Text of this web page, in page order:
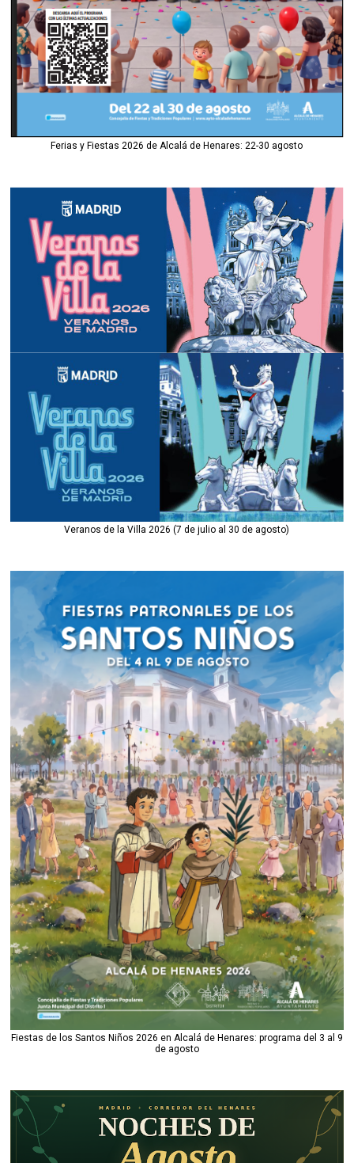
Ferias y Fiestas 2026 de Alcalá de Henares: 22-30 agosto
Veranos de la Villa 2026 (7 de julio al 30 de agosto)
Fiestas de los Santos Niños 2026 en Alcalá de Henares: programa del 3 al 9
de agosto